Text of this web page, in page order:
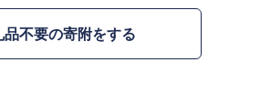
品不要の寄附をする